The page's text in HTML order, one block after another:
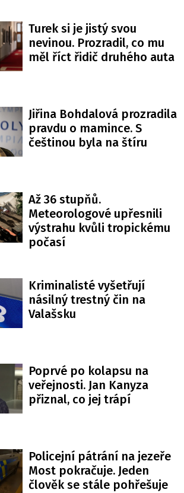
Turek si je jistý svou
nevinou. Prozradil, co mu
měl říct řidič druhého auta
Jiřina Bohdalová prozradila
pravdu o mamince. S
češtinou byla na štíru
Až 36 stupňů.
Meteorologové upřesnili
výstrahu kvůli tropickému
počasí
Kriminalisté vyšetřují
násilný trestný čin na
Valašsku
Poprvé po kolapsu na
veřejnosti. Jan Kanyza
přiznal, co jej trápí
Policejní pátrání na jezeře
Most pokračuje. Jeden
člověk se stále pohřešuje